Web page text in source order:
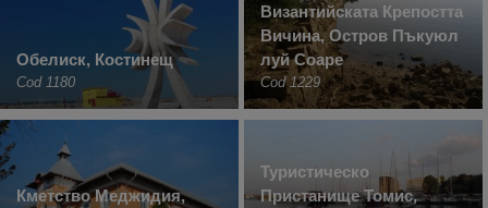
Обелиск, Костинещ
Cod 1180
Византийската Крепостта
Вичина, Остров Пъкуюл
луй Соаре
Cod 1229
Кметство Меджидия,
Туристическо
Пристанище Томис,